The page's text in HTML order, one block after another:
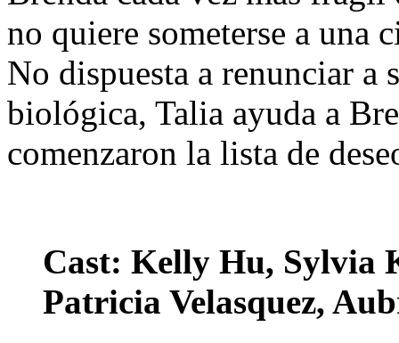
no quiere someterse a una
No dispuesta a renunciar a
biológica, Talia ayuda a
comenzaron la lista de
Cast: Kelly Hu, Sylvia
Patricia Velasquez,